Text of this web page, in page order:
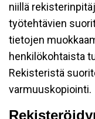
niillä
työtehtävien
tietojen
henkilökohtaista
Rekisteristä
varmuuskopiointi.